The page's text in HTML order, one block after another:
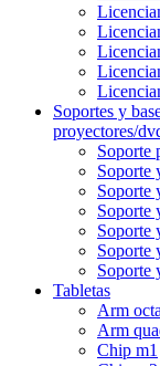
Soportes y
proyectores/
Soporte
Soporte
Soporte
Soporte
Soporte
Soporte
Soporte
Tabletas
Arm
Arm
Chip m1